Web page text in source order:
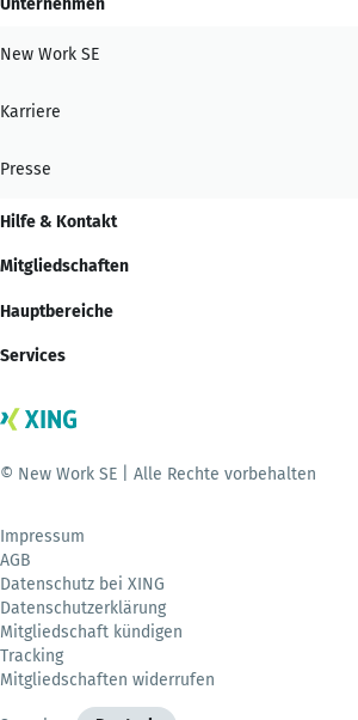
Unternehmen
New Work SE
Karriere
Presse
Hilfe & Kontakt
Mitgliedschaften
Hauptbereiche
Services
© New Work SE | Alle Rechte vorbehalten
Impressum
AGB
Datenschutz bei XING
Datenschutzerklärung
Mitgliedschaft kündigen
Tracking
Mitgliedschaften widerrufen